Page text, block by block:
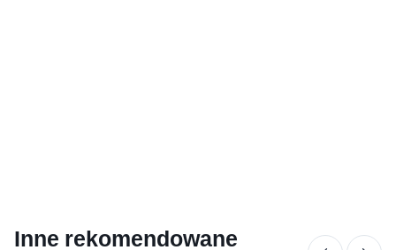
Inne rekomendowane